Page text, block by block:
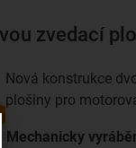
zvedací
Nová konstrukce
plošiny pro
Mechanicky